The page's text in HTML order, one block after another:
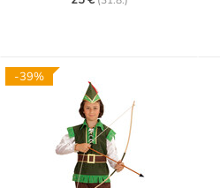
-39%